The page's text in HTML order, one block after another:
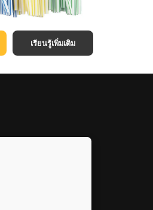
เรียนรู้เพิ่มเติม